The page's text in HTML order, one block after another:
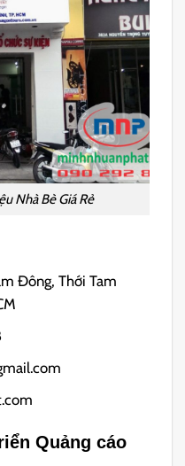
Nhà Bè Giá Rẻ
Đông, Thới Tam
Quảng cáo